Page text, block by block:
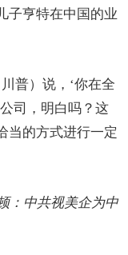
子亨特在中国的业
普）说，‘你在全
司，明白吗？这
当的方式进行一定
：中共视美企为中